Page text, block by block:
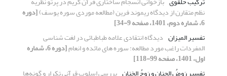
نظم متقارن از دیدگاه ریموند فرین (مطالعه موردی سوره یوسف)[دوره
6، شماره دوم، 1401، صفحه 9-34]
تفسیر المیزان دیدگاه انتقادی علامه طباطبائی در لغت شناسی
المفردات راغب مورد مطالعه: سوره های مائده و انعام [دوره 6، شماره
اول، 1401، صفحه 99-118]
تفسیر رَوضُ الجِنان و رَوحُ الجَنان بررسی اسلوب قرآنی تکرار و گونه‌ها